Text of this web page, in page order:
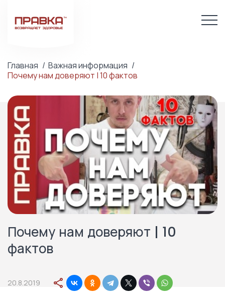
Главная
Важная информация
Почему нам доверяют | 10 фактов
Почему нам доверяют | 10
фактов
20.8.2019